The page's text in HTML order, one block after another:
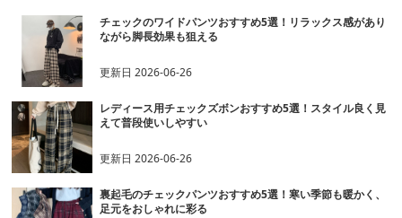
チェックのワイドパンツおすすめ5選！リラックス感があり
ながら脚長効果も狙える
更新日2026-06-26
レディース用チェックズボンおすすめ5選！スタイル良く見
えて普段使いしやすい
更新日2026-06-26
裏起毛のチェックパンツおすすめ5選！寒い季節も暖かく、
足元をおしゃれに彩る